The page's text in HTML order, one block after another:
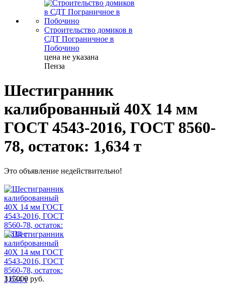
Строительство домиков в
СДТ Пограничное в
Побочино
цена не указана
Пенза
Шестигранник
калиброванный 40Х 14 мм
ГОСТ 4543-2016, ГОСТ 8560-
78, остаток: 1,634 т
Это объявление недействительно!
315000 руб.